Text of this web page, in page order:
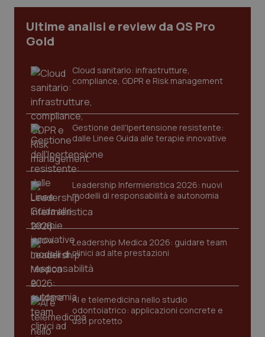
Ultime analisi e review da QS Pro
Gold
Cloud sanitario: infrastrutture,
compliance, GDPR e Risk management
Gestione dell'Ipertensione resistente:
dalle Linee Guida alle terapie innovative
Leadership Infermieristica 2026: nuovi
modelli di responsabilità e autonomia
Leadership Medica 2026: guidare team
clinici ad alte prestazioni
AI e telemedicina nello studio
odontoiatrico: applicazioni concrete e
uso protetto
VISITOR_PRIVACY_METADATA
CookieScriptConsent